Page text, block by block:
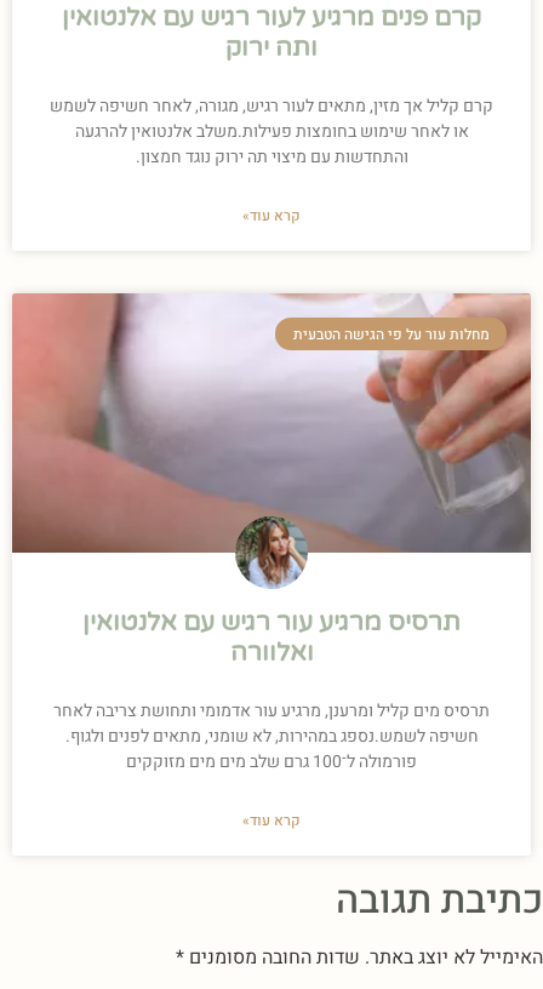
קרם פנים מרגיע לעור רגיש עם אלנטואין
ותה ירוק
קרם קליל אך מזין, מתאים לעור רגיש, מגורה, לאחר חשיפה לשמש
או לאחר שימוש בחומצות פעילות.משלב אלנטואין להרגעה
והתחדשות עם מיצוי תה ירוק נוגד חמצון.
קרא עוד»
מחלות עור על פי הגישה הטבעית
תרסיס מרגיע עור רגיש עם אלנטואין
ואלוורה
תרסיס מים קליל ומרענן, מרגיע עור אדמומי ותחושת צריבה לאחר
חשיפה לשמש.נספג במהירות, לא שומני, מתאים לפנים ולגוף.
פורמולה ל־100 גרם שלב מים מים מזוקקים
קרא עוד»
כתיבת תגובה
האימייל לא יוצג באתר. שדות החובה מסומנים *